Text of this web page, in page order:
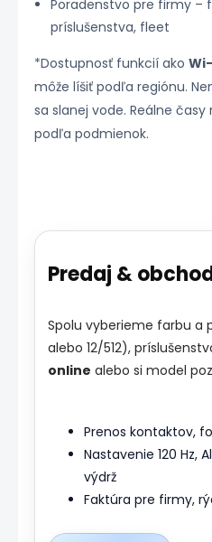
Poradenstvo pre firmy –
príslušenstva, fleet
*Dostupnosť funkcií ako
môže líšiť podľa regiónu.
sa slanej vode. Reálne
podľa podmienok.
Predaj &
Spolu vyberieme farbu a
alebo 12/512),
online alebo si model
Prenos kontaktov,
Nastavenie 120 Hz,
výdrž
Faktúra pre firmy,